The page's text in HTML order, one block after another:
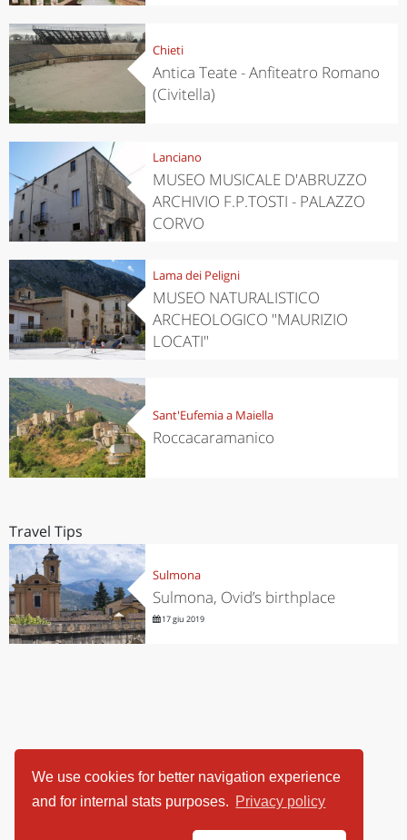
We use cookies for better navigation experience
and for internal stats purposes. Privacy policy
Chieti
Antica Teate - Anfiteatro Romano
(Civitella)
Lanciano
MUSEO MUSICALE D'ABRUZZO
ARCHIVIO F.P.TOSTI - PALAZZO
CORVO
Lama dei Peligni
MUSEO NATURALISTICO
ARCHEOLOGICO "MAURIZIO
LOCATI"
Sant'Eufemia a Maiella
Roccacaramanico
Travel Tips
Sulmona
Sulmona, Ovid’s birthplace
17 giu 2019